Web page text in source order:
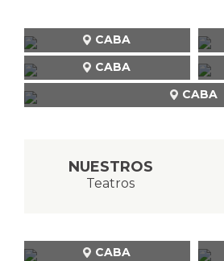
CABA
CABA
CABA
NUESTROS
Teatros
CABA